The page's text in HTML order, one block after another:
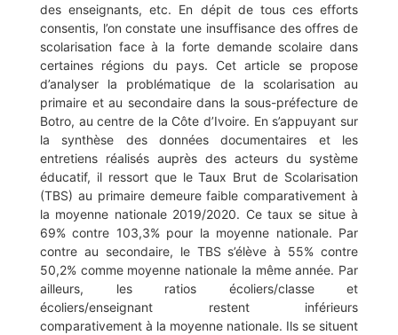
des enseignants, etc. En dépit de tous ces efforts
consentis, l’on constate une insuffisance des offres de
scolarisation face à la forte demande scolaire dans
certaines régions du pays. Cet article se propose
d’analyser la problématique de la scolarisation au
primaire et au secondaire dans la sous-préfecture de
Botro, au centre de la Côte d’Ivoire. En s’appuyant sur
la synthèse des données documentaires et les
entretiens réalisés auprès des acteurs du système
éducatif, il ressort que le Taux Brut de Scolarisation
(TBS) au primaire demeure faible comparativement à
la moyenne nationale 2019/2020. Ce taux se situe à
69% contre 103,3% pour la moyenne nationale. Par
contre au secondaire, le TBS s’élève à 55% contre
50,2% comme moyenne nationale la même année. Par
ailleurs, les ratios écoliers/classe et
écoliers/enseignant restent inférieurs
comparativement à la moyenne nationale. Ils se situent